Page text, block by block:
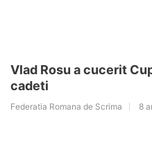
Vlad Rosu a cucerit
cadeti
Federatia Romana de Scrima 8